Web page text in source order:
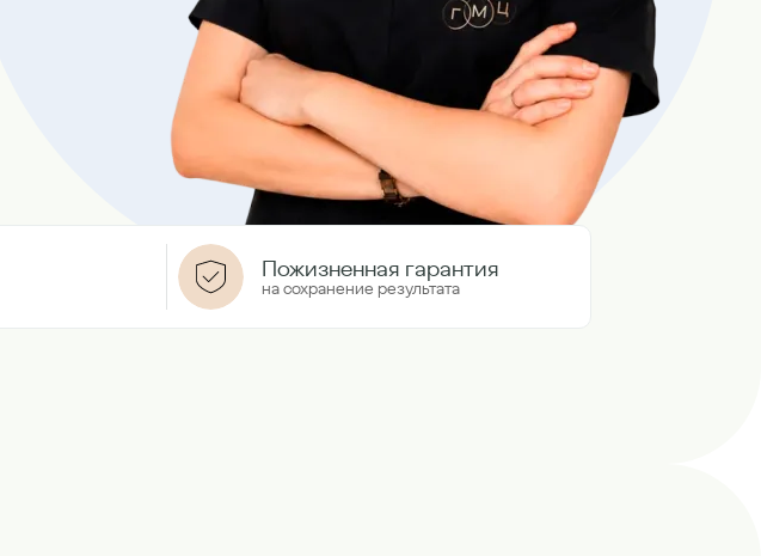
Пожизненная гарантия
на сохранение результата